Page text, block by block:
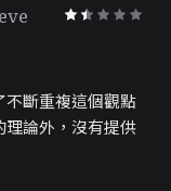
斷重複這個觀點
論外，沒有提供